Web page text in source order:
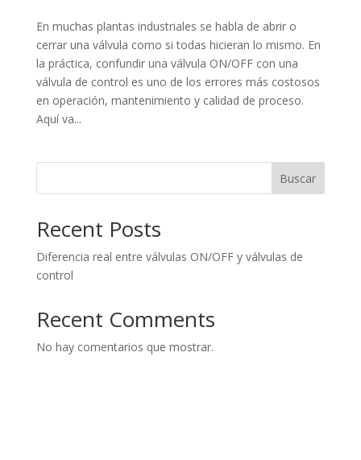
En muchas plantas industriales se habla de abrir o
cerrar una válvula como si todas hicieran lo mismo. En
la práctica, confundir una válvula ON/OFF con una
válvula de control es uno de los errores más costosos
en operación, mantenimiento y calidad de proceso.
Aquí va...
Buscar
Recent Posts
Diferencia real entre válvulas ON/OFF y válvulas de
control
Recent Comments
No hay comentarios que mostrar.